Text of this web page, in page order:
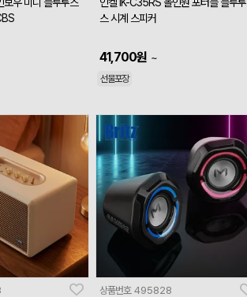
스 시계 스피커
41,700원 ~
선물포장
상품번호 495828